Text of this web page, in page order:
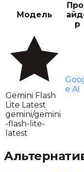
Модель
р
Gemini Flash
Lite Latest
gemini/gemini
-flash-lite-
latest
e AI